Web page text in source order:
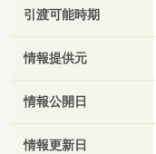
引渡可能時期
情報提供元
情報公開日
情報更新日